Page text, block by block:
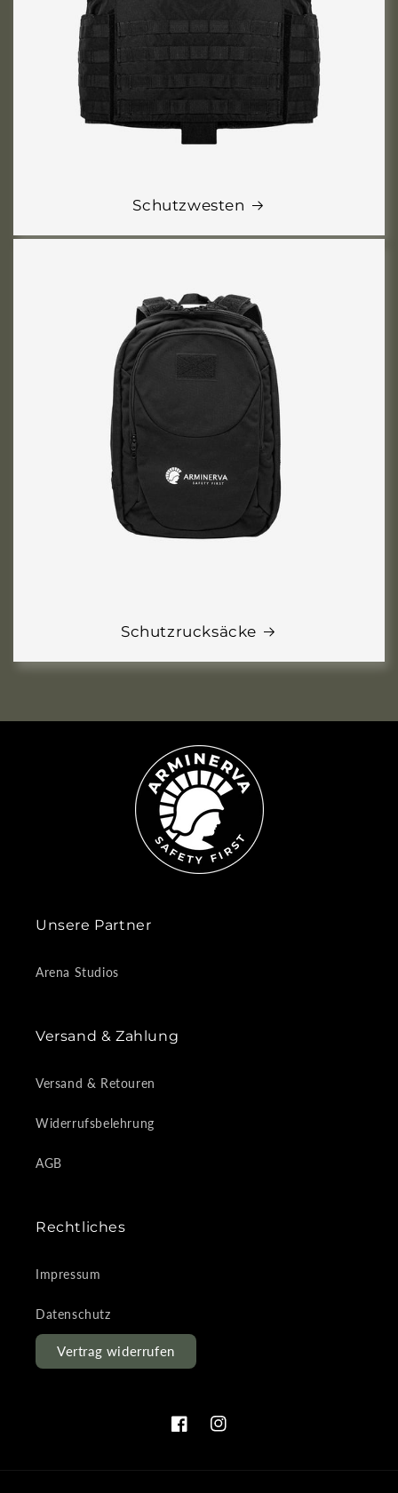
Schutzwesten
Schutzrucksäcke
Unsere Partner
Arena Studios
Versand & Zahlung
Versand & Retouren
Widerrufsbelehrung
AGB
Rechtliches
Impressum
Datenschutz
Vertrag widerrufen
FacebookInstagram